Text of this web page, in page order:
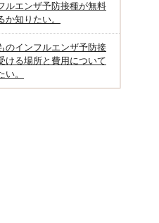
ルエンザ予防接種が無料
か知りたい。
のインフルエンザ予防接
ける場所と費用について
い。